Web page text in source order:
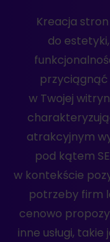
Kreacja
do
w Twojej
atrakcyjnym
pod kątem
w kontekście
potrzeby firm
cenowo
inne usługi,